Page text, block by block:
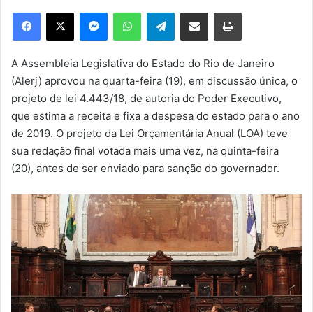
e
m
e
-
m
a
l
Telegram
A Assembleia Legislativa do Estado do Rio de Janeiro
(Alerj) aprovou na quarta-feira (19), em discussão única, o
projeto de lei 4.443/18, de autoria do Poder Executivo,
que estima a receita e fixa a despesa do estado para o ano
de 2019. O projeto da Lei Orçamentária Anual (LOA) teve
sua redação final votada mais uma vez, na quinta-feira
(20), antes de ser enviado para sanção do governador.